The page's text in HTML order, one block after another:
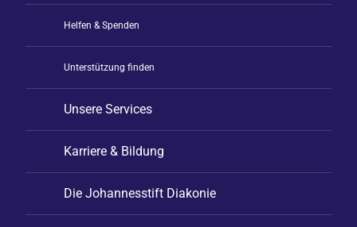
Helfen & Spenden
Unterstützung finden
Unsere Services
Karriere & Bildung
Die Johannesstift Diakonie